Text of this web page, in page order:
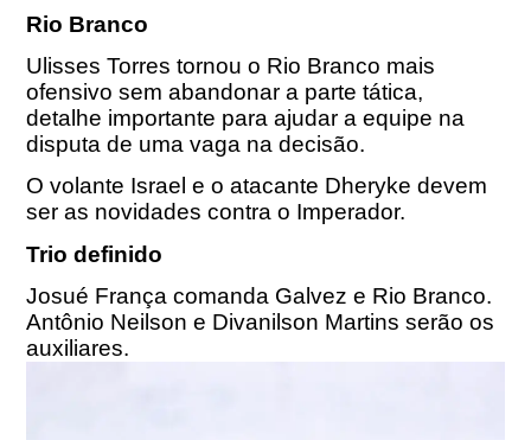
Rio Branco
Ulisses Torres tornou o Rio Branco mais
ofensivo sem abandonar a parte tática,
detalhe importante para ajudar a equipe na
disputa de uma vaga na decisão.
O volante Israel e o atacante Dheryke devem
ser as novidades contra o Imperador.
Trio definido
Josué França comanda Galvez e Rio Branco.
Antônio Neilson e Divanilson Martins serão os
auxiliares.